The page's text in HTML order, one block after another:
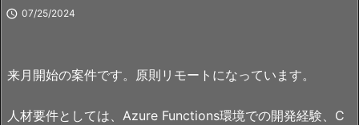
 07/25/2024
来月開始の案件です。原則リモートになっています。
人材要件としては、Azure Functions環境での開発経験、C